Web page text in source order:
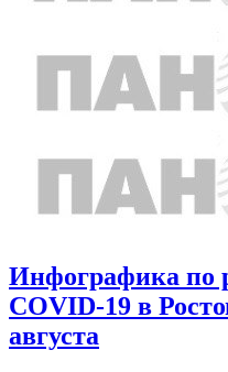
Инфографика по
COVID-19 в
августа